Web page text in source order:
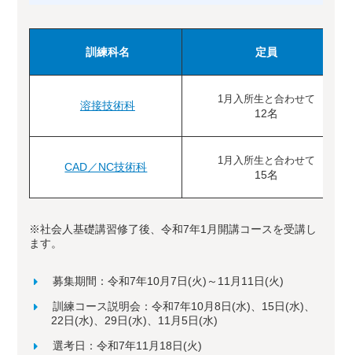
訓練科名 定員
溶接技術科 1月入所生と合わせて
12名
CAD／NC技術科 1月入所生と合わせて
15名
※社会人基礎講習修了後、令和7年1月開講コースを受講し
ます。
募集期間：令和7年10月7日(火)～11月11日(火)
訓練コース説明会：令和7年10月8日(水)、15日(水)、
22日(水)、29日(水)、11月5日(水)
選考日：令和7年11月18日(火)